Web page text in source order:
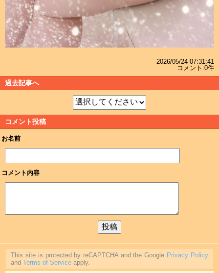
2026/05/24 07:31:41
コメント:0件
過去記事へ
コメント投稿
お名前
コメント内容
This site is protected by reCAPTCHA and the Google Privacy Policy
andTerms of Service apply.